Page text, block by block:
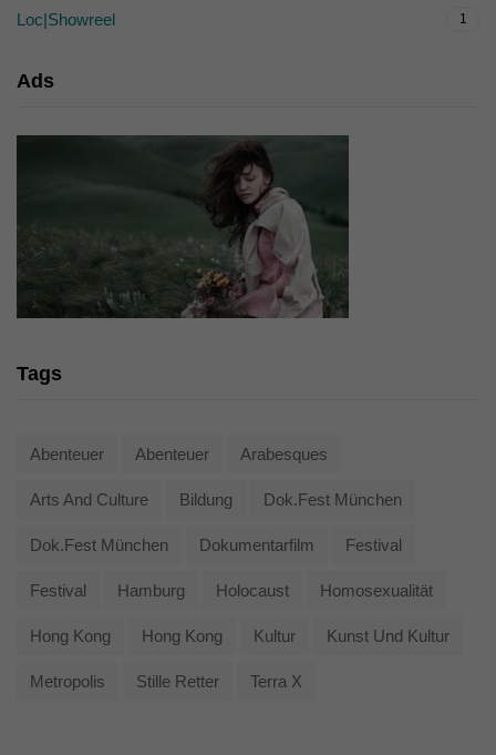
Loc|Showreel 1
Ads
Tags
Abenteuer Abenteuer Arabesques
Arts And Culture Bildung Dok.fest München
Dok.fest München Dokumentarfilm Festival
Festival Hamburg Holocaust Homosexualität
Hong Kong Hong Kong Kultur Kunst Und Kultur
Metropolis Stille Retter Terra X